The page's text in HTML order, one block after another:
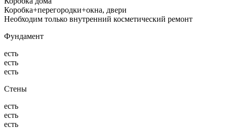
Коробка+перегородки+окна, двери
Необходим только внутренний косметический ремонт
Фундамент
есть
есть
есть
Стены
есть
есть
есть